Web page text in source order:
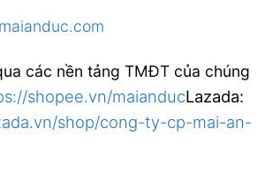
các nền tảng TMĐT của chúng
shopee.vn/maianducLazada:
shop/cong-ty-cp-mai-an-